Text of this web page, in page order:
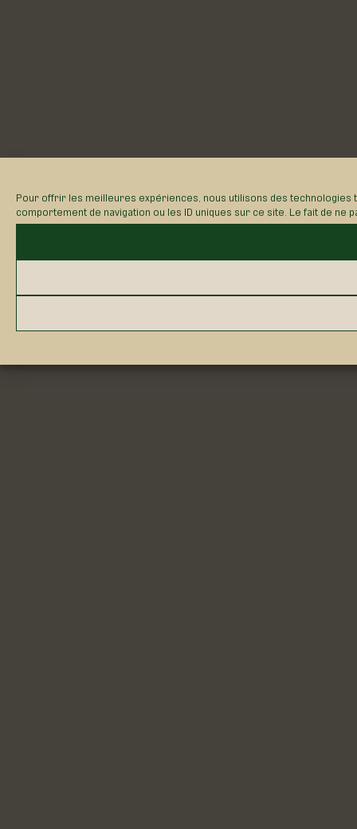
Pour offrir les meilleures expériences, nous utilisons des
comportement de navigation ou les ID uniques sur ce site. Le fait de